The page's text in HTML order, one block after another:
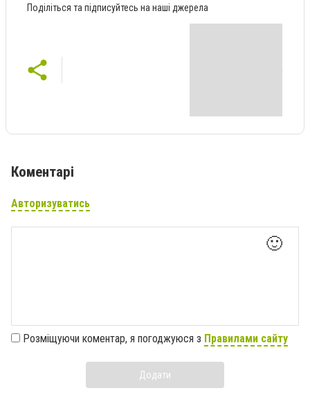
Поділіться та підписуйтесь на наші джерела
Коментарі
Авторизуватись
🙂
Розміщуючи коментар, я погоджуюся з Правилами сайту
Додати